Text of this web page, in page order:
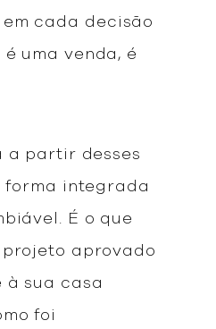
cada decisão
uma venda, é
a partir desses
integrada
É o que
aprovado
à sua casa
foi